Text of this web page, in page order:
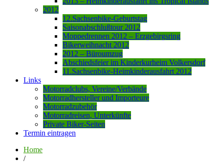
2012
12.Sachsenbike-Geburtstag
Saisonabschlußtour 2012
Moppedrennen 2012 – Erzgebirgsring
Bikerweihnacht 2012
2012 – Büroumzug
Abschiedsfeier im Kinderkurheim Volkersdorf
11.Sachsenbike-Heimkinderausfahrt 2012
Links
Motorradclubs, Vereine/Verbände
Motorradhersteller und Importeure
Motorradzubehör
Motorradreisen, Unterkünfte
Private Biker-Seiten
Termin eintragen
Home
/